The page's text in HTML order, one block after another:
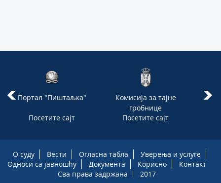
Портал "Пиштаљка"
Посетите сајт
Комисија за тајне
гробнице
Посетите сајт
О суду Вести Огласна табла
Уверења и услуге
Односи са јавношћу
Документа Корисно
Контакт
Сва права задржана
2017